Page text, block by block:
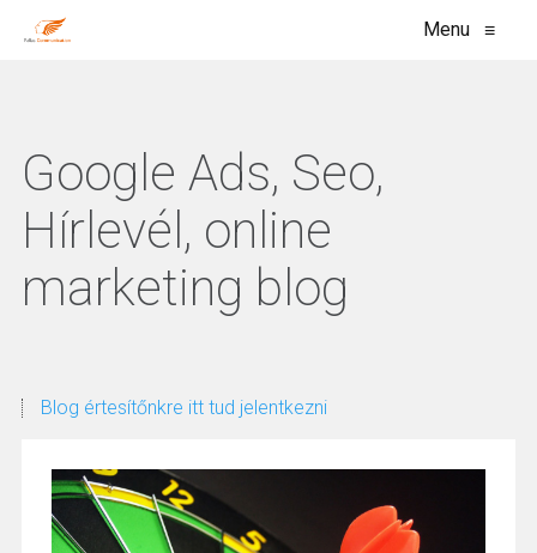
Menu ≡
Google Ads, Seo,
Hírlevél, online
marketing blog
Blog értesítőnkre itt tud jelentkezni